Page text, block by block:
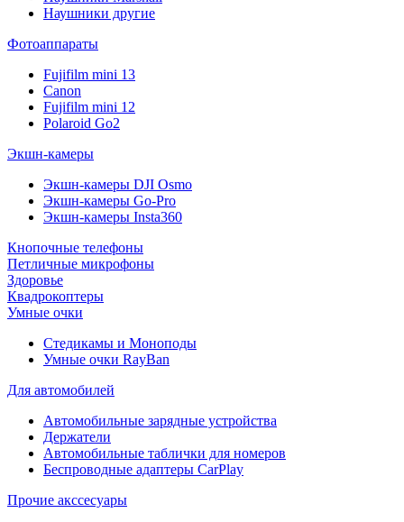
Наушники другие
Фотоаппараты
Fujifilm mini 13
Canon
Fujifilm mini 12
Polaroid Go2
Экшн-камеры
Экшн-камеры DJI Osmo
Экшн-камеры Go-Pro
Экшн-камеры Insta360
Кнопочные телефоны
Петличные микрофоны
Здоровье
Квадрокоптеры
Умные очки
Стедикамы и Моноподы
Умные очки RayBan
Для автомобилей
Автомобильные зарядные устройства
Держатели
Автомобильные таблички для номеров
Беспроводные адаптеры CarPlay
Прочие акссесуары